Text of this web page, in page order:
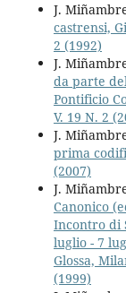
J.
castrensi,
2 (1992)
J.
da parte
Pontificio
V. 19 N. 2
J.
prima
(2007)
J.
Canonico
Incontro di
luglio - 7
Glossa,
(1999)